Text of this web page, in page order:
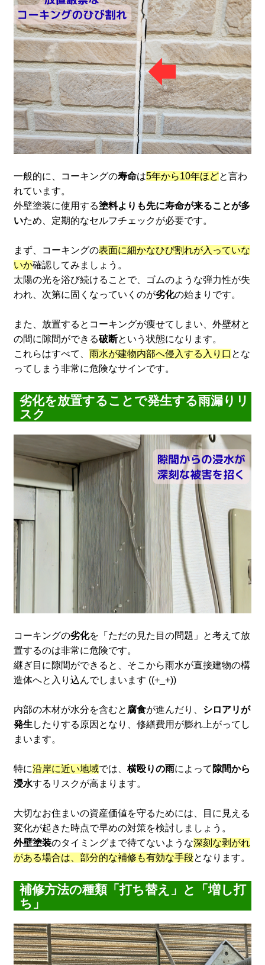
一般的に、コーキングの寿命は5年から10年ほどと言わ
れています。
外壁塗装に使用する塗料よりも先に寿命が来ることが多
いため、定期的なセルフチェックが必要です。
まず、コーキングの表面に細かなひび割れが入っていな
いか確認してみましょう。
太陽の光を浴び続けることで、ゴムのような弾力性が失
われ、次第に固くなっていくのが劣化の始まりです。
また、放置するとコーキングが痩せてしまい、外壁材と
の間に隙間ができる破断という状態になります。
これらはすべて、 雨水が建物内部へ侵入する入り口 とな
ってしまう非常に危険なサインです。
劣化を放置することで発生する雨漏りリ
スク
コーキングの劣化を「ただの見た目の問題」と考えて放
置するのは非常に危険です。
継ぎ目に隙間ができると、そこから雨水が直接建物の構
造体へと入り込んでしまいます ((+_+))
内部の木材が水分を含むと 腐食が進んだり、 シロアリが
発生 したりする原因となり、修繕費用が膨れ上がってし
まいます。
特に沿岸に近い地域では、 横殴りの雨によって 隙間から
浸水するリスクが高まります。
大切なお住まいの資産価値を守るためには、目に見える
変化が起きた時点で早めの対策を検討しましょう。
外壁塗装のタイミングまで待てないような深刻な剥がれ
がある場合は、部分的な補修も有効な手段となります。
補修方法の種類「打ち替え」と「増し打
ち」